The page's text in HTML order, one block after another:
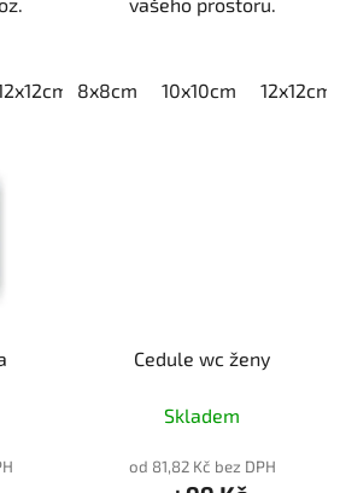
15x15cm 20x20cm
8x8cm 10x10cm 12x12cm
Cedule wc ženy
Skladem
od 81,82 Kč bez DPH